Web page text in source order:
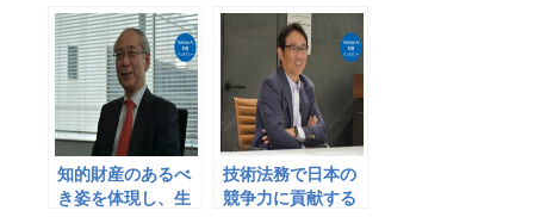
知的財産のあるべ
き姿を体現し、生
技術法務で日本の
競争力に貢献する